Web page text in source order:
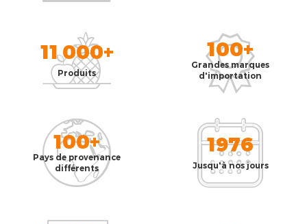
11 000+
Produits
100+
Grandes marques
d'importation
100+
Pays de provenance
différents
1976
Jusqu'à nos jours